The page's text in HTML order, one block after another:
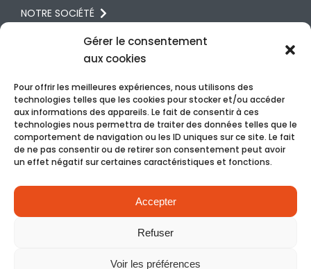
Gérer le consentement
aux cookies
Pour offrir les meilleures expériences, nous utilisons des
technologies telles que les cookies pour stocker et/ou accéder
aux informations des appareils. Le fait de consentir à ces
technologies nous permettra de traiter des données telles que le
comportement de navigation ou les ID uniques sur ce site. Le fait
de ne pas consentir ou de retirer son consentement peut avoir
un effet négatif sur certaines caractéristiques et fonctions.
Accepter
Refuser
Voir les préférences
NOTRE SOCIÉTÉ
RÉGLEMENTATION
RDV & CONTACT
06 87 62 02 89
NOUS ÉCRIRE
©Ramonéo 2026 Tous droits réservés –